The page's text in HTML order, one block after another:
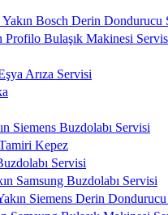
Bosch Derin Dondurucu
Profilo Bulaşık Makinesi
Arıza Servisi
Siemens Buzdolabı Servisi
Kepez
Servisi
Samsung Buzdolabı Servisi
Siemens Derin